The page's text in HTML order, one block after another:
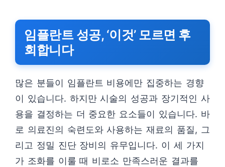
임플란트 성공, ‘이것’ 모르면 후
회합니다
많은 분들이 임플란트 비용에만 집중하는 경향
이 있습니다. 하지만 시술의 성공과 장기적인 사
용을 결정하는 더 중요한 요소들이 있습니다. 바
로 의료진의 숙련도와 사용하는 재료의 품질, 그
리고 정밀 진단 장비의 유무입니다. 이 세 가지
가 조화를 이룰 때 비로소 만족스러운 결과를